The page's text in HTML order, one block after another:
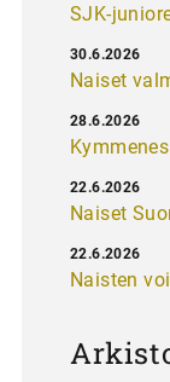
SJK-
Naiset
30.6.2026
28.6.2026
Naiset
22.6.2026
Naisten
22.6.2026